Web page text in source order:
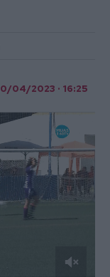
04/2023 · 16:25